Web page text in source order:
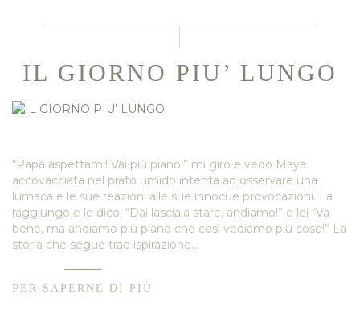
IL GIORNO PIU’ LUNGO
“Papà aspettami! Vai più piano!” mi giro e vedo Maya
accovacciata nel prato umido intenta ad osservare una
lumaca e le sue reazioni alle sue innocue provocazioni. La
raggiungo e le dico: “Dai lasciala stare, andiamo!” e lei “Va
bene, ma andiamo più piano che così vediamo più cose!” La
storia che segue trae ispirazione…
PER SAPERNE DI PIÙ